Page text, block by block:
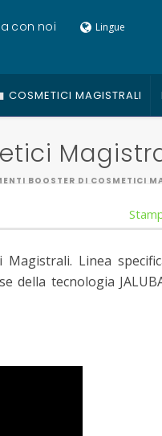
con noi Lingue
COSMETICI MAGISTRALI
BOOSTER DI COSMETICI
Linea
tecnologia